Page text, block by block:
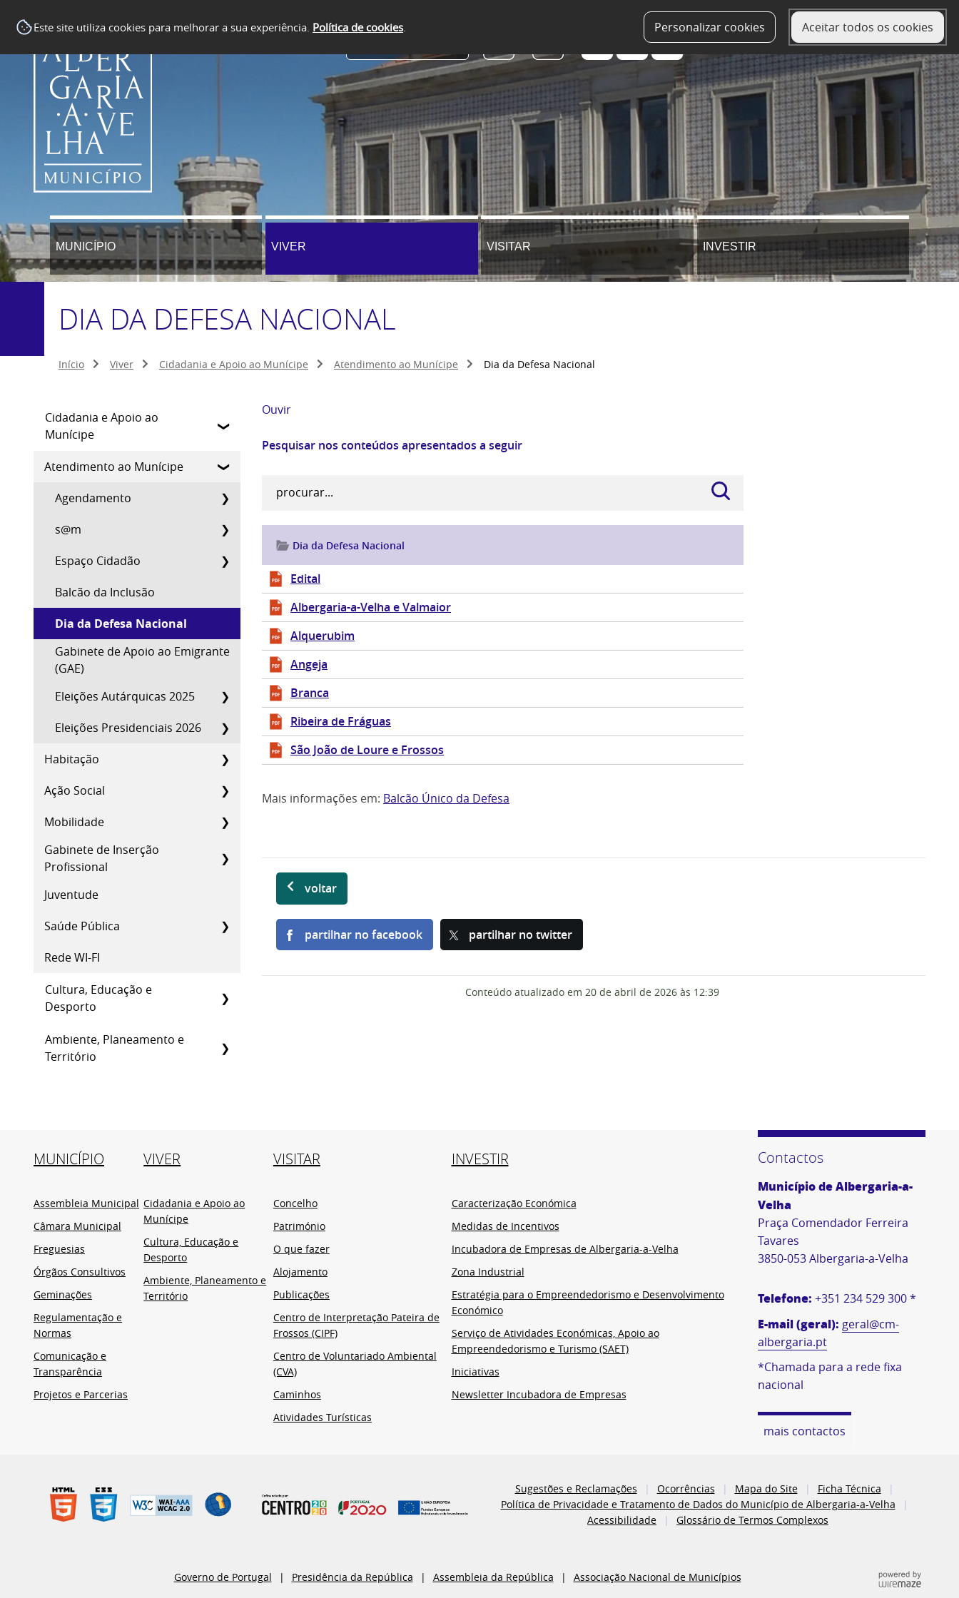
Este site utiliza cookies para melhorar a sua experiência. Política de cookies. Personalizar cookies
Aceitar todos os cookies
MUNICÍPIO VIVER VISITAR INVESTIR
DIA DA DEFESA NACIONAL
Início Viver Cidadania e Apoio ao Munícipe Atendimento ao Munícipe Dia da Defesa Nacional
Cidadania e Apoio ao
Munícipe
Atendimento ao Munícipe
Agendamento
s@m
Espaço Cidadão
Balcão da Inclusão
Dia da Defesa Nacional
Gabinete de Apoio ao Emigrante
(GAE)
Eleições Autárquicas 2025
Eleições Presidenciais 2026
Habitação
Ação Social
Mobilidade
Gabinete de Inserção
Profissional
Juventude
Saúde Pública
Rede WI-FI
Cultura, Educação e
Desporto
Ambiente, Planeamento e
Território
Ouvir
Pesquisar nos conteúdos apresentados a seguir
Dia da Defesa Nacional
Edital
Albergaria-a-Velha e Valmaior
Alquerubim
Angeja
Branca
Ribeira de Fráguas
São João de Loure e Frossos
Mais informações em: Balcão Único da Defesa
voltar
partilhar no facebook partilhar no twitter
Conteúdo atualizado em 20 de abril de 2026 às 12:39
MUNICÍPIO
Assembleia Municipal
Câmara Municipal
Freguesias
Órgãos Consultivos
Geminações
Regulamentação e
Normas
Comunicação e
Transparência
Projetos e Parcerias
VIVER
Cidadania e Apoio ao
Munícipe
Cultura, Educação e
Desporto
Ambiente, Planeamento e
Território
VISITAR
Concelho
Património
O que fazer
Alojamento
Publicações
Centro de Interpretação Pateira de
Frossos (CIPF)
Centro de Voluntariado Ambiental
(CVA)
Caminhos
Atividades Turísticas
INVESTIR
Caracterização Económica
Medidas de Incentivos
Incubadora de Empresas de Albergaria-a-Velha
Zona Industrial
Estratégia para o Empreendedorismo e Desenvolvimento
Económico
Serviço de Atividades Económicas, Apoio ao
Empreendedorismo e Turismo (SAET)
Iniciativas
Newsletter Incubadora de Empresas
Contactos
Município de Albergaria-a-
Velha
Praça Comendador Ferreira
Tavares
3850-053 Albergaria-a-Velha
Telefone: +351 234 529 300 *
E-mail (geral): geral@cm-
albergaria.pt
*Chamada para a rede fixa
nacional
mais contactos
Sugestões e Reclamações Ocorrências Mapa do Site
Ficha Técnica
Política de Privacidade e Tratamento de Dados do Município de Albergaria-a-Velha
Acessibilidade
Glossário de Termos Complexos
Governo de Portugal Presidência da República Assembleia da República Associação Nacional de Municípios